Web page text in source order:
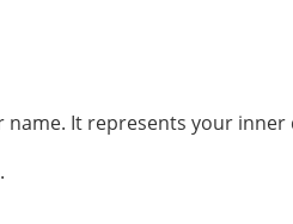
It represents your